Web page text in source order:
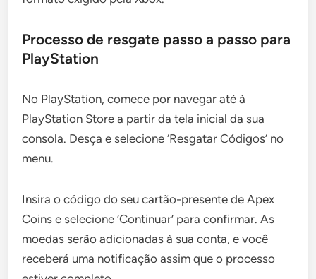
Processo de resgate passo a passo para
PlayStation
No PlayStation, comece por navegar até à
PlayStation Store a partir da tela inicial da sua
consola. Desça e selecione ‘Resgatar Códigos’ no
menu.
Insira o código do seu cartão-presente de Apex
Coins e selecione ‘Continuar’ para confirmar. As
moedas serão adicionadas à sua conta, e você
receberá uma notificação assim que o processo